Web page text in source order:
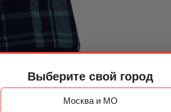
Выберите свой город
Москва и МО